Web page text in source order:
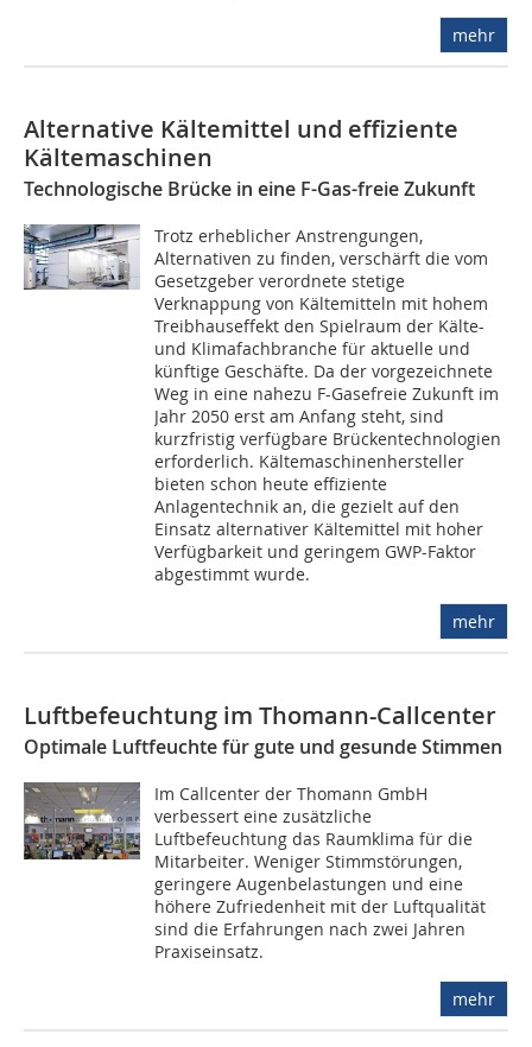
mehr
Alternative Kältemittel und effiziente
Kältemaschinen
Technologische Brücke in eine F-Gas-freie Zukunft
Trotz erheblicher Anstrengungen,
Alternativen zu finden, verschärft die vom
Gesetzgeber verordnete stetige
Verknappung von Kältemitteln mit hohem
Treibhauseffekt den Spielraum der Kälte-
und Klimafachbranche für aktuelle und
künftige Geschäfte. Da der vorgezeichnete
Weg in eine nahezu F-Gasefreie Zukunft im
Jahr 2050 erst am Anfang steht, sind
kurzfristig verfügbare Brückentechnologien
erforderlich. Kältemaschinenhersteller
bieten schon heute effiziente
Anlagentechnik an, die gezielt auf den
Einsatz alternativer Kältemittel mit hoher
Verfügbarkeit und geringem GWP-Faktor
abgestimmt wurde.
mehr
Luftbefeuchtung im Thomann-Callcenter
Optimale Luftfeuchte für gute und gesunde Stimmen
Im Callcenter der Thomann GmbH
verbessert eine zusätzliche
Luftbefeuchtung das Raumklima für die
Mitarbeiter. Weniger Stimmstörungen,
geringere Augenbelastungen und eine
höhere Zufriedenheit mit der Luftqualität
sind die Erfahrungen nach zwei Jahren
Praxiseinsatz.
mehr